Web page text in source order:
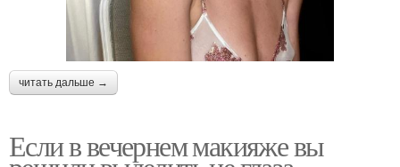
читать дальше →
Если в вечернем макияже вы